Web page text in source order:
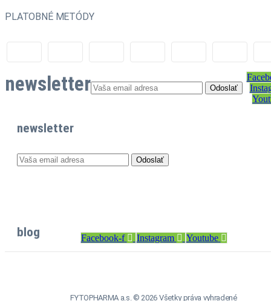
PLATOBNÉ METÓDY
newsletter
newsletter
blog Facebook-f Instagram Youtube
FYTOPHARMA a.s. © 2026 Všetky práva vyhradené